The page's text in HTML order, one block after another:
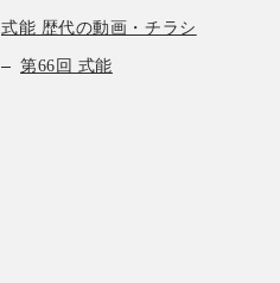
式能 歴代の動画・チラシ
第66回 式能